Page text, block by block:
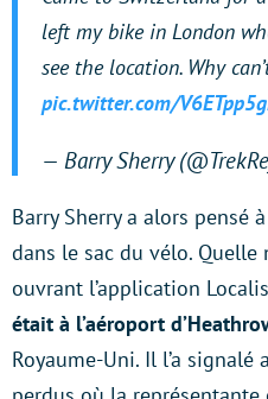
left my bike in London
see the location. Why
pic.twitter.com/
— Barry Sherry
Barry Sherry a alors pensé
dans le sac du vélo.
ouvrant l’application
était à l’aéroport
Royaume-Uni. Il l’a